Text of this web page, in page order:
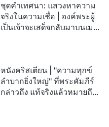
ชุดคำเทศนา: แสวงหาความ
จริงในความเชื่อ | องค์พระผู้
เป็นเจ้าจะเสด็จกลับมาบนเมฆ
หนังคริสเตียน | "ความทุกข์
ลำบากยิ่งใหญ่" ที่พระคัมภีร์
กล่าวถึง แท้จริงแล้วหมายถึง